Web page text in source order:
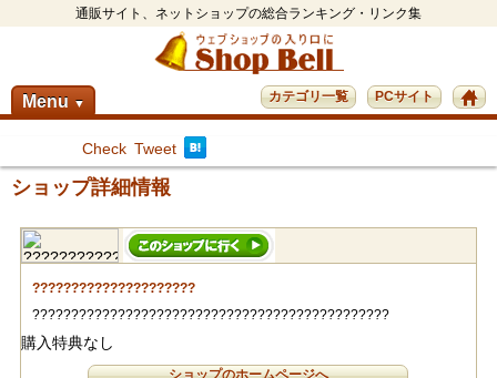
通販サイト、ネットショップの総合ランキング・リンク集
Menu ▼ PCサイト
カテゴリ一覧
Check Tweet
ショップ詳細情報
?????????????????????
??????????????????????????????????????????????
購入特典なし
ショップのホームページへ